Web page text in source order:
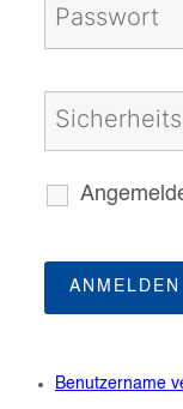
Benutzername